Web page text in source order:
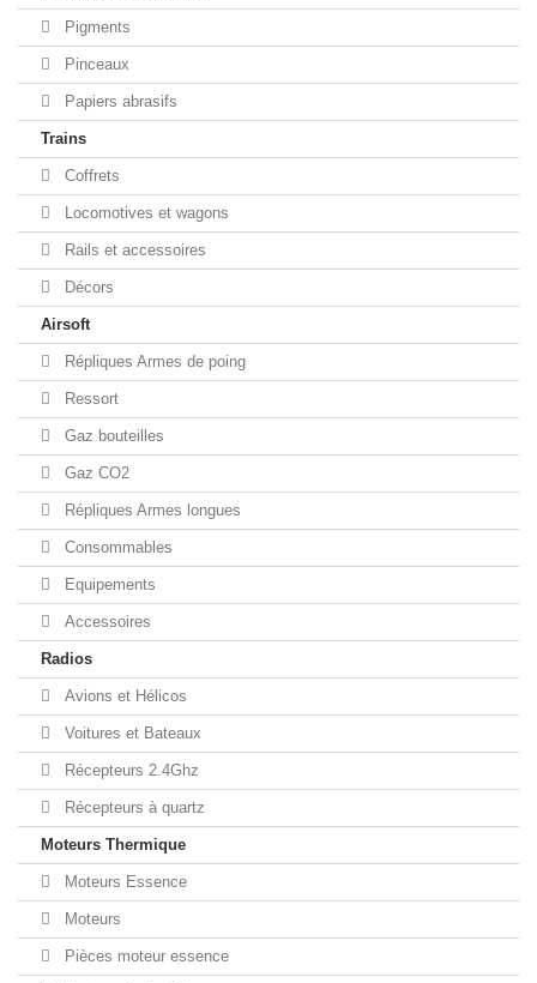
Pigments
Pinceaux
Papiers abrasifs
Trains
Coffrets
Locomotives et wagons
Rails et accessoires
Décors
Airsoft
Répliques Armes de poing
Ressort
Gaz bouteilles
Gaz CO2
Répliques Armes longues
Consommables
Equipements
Accessoires
Radios
Avions et Hélicos
Voitures et Bateaux
Récepteurs 2.4Ghz
Récepteurs à quartz
Moteurs Thermique
Moteurs Essence
Moteurs
Pièces moteur essence